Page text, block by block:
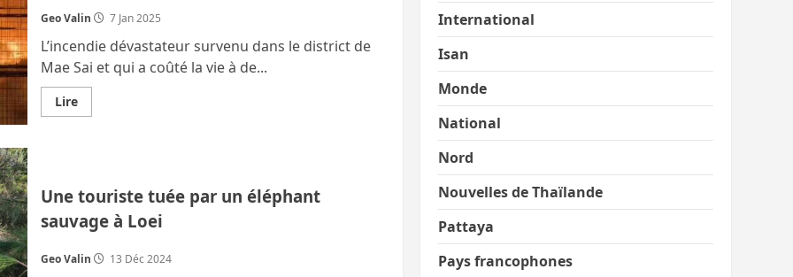
Geo Valin 7 Jan 2025
L’incendie dévastateur survenu dans le district de
Mae Sai et qui a coûté la vie à de...
LireEn
savoir
meurent
dans
l’incendie
d’une
animalerie
Mae
Une touriste tuée par un éléphant
sauvage à Loei
Geo Valin 13 Déc 2024
International
Isan
Monde
National
Nord
Nouvelles de Thaïlande
Pattaya
Pays francophones